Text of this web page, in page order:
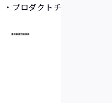
・プロダクトチーム、ビジ